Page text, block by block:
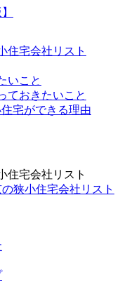
住宅会社リスト
いこと
ておきたいこと
住宅ができる理由
住宅会社リスト
狭小住宅会社リスト